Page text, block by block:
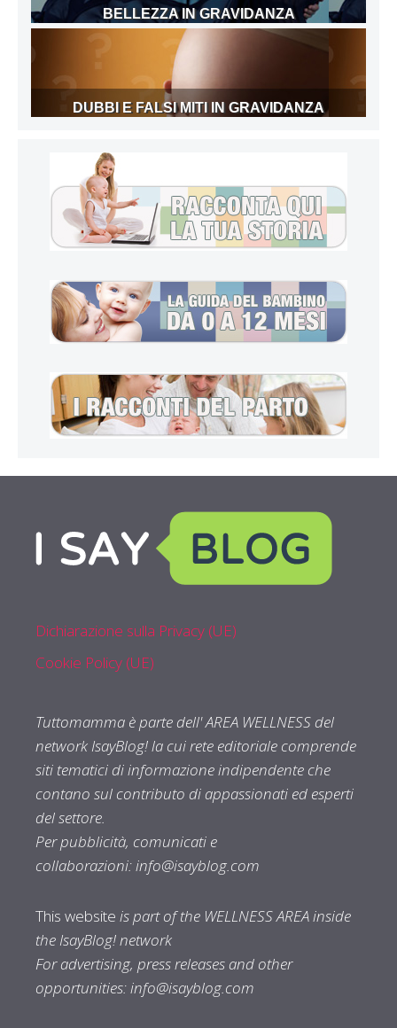
BELLEZZA IN GRAVIDANZA
DUBBI E FALSI MITI IN GRAVIDANZA
Dichiarazione sulla Privacy (UE)
Cookie Policy (UE)
Tuttomamma è parte dell' AREA WELLNESS del
network IsayBlog! la cui rete editoriale comprende
siti tematici di informazione indipendente che
contano sul contributo di appassionati ed esperti
del settore.
Per pubblicità, comunicati e
collaborazioni:info@isayblog.com
This website is part of the WELLNESS AREA inside
the IsayBlog! network
For advertising, press releases and other
opportunities:info@isayblog.com